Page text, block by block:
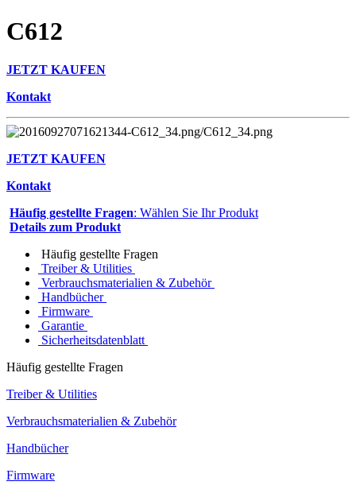
C612
JETZT KAUFEN
Kontakt
JETZT KAUFEN
Kontakt
Häufig gestellte Fragen: Wählen Sie Ihr Produkt
Details zum Produkt
Häufig gestellte Fragen
Treiber & Utilities
Verbrauchsmaterialien & Zubehör
Handbücher
Firmware
Garantie
Sicherheitsdatenblatt
Häufig gestellte Fragen
Treiber & Utilities
Verbrauchsmaterialien & Zubehör
Handbücher
Firmware